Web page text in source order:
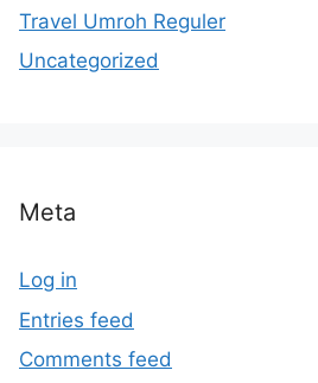
Travel Umroh Reguler
Uncategorized
Meta
Log in
Entries feed
Comments feed